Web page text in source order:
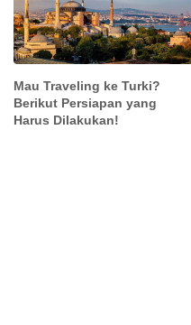
Mau Traveling ke Turki?
Berikut Persiapan yang
Harus Dilakukan!